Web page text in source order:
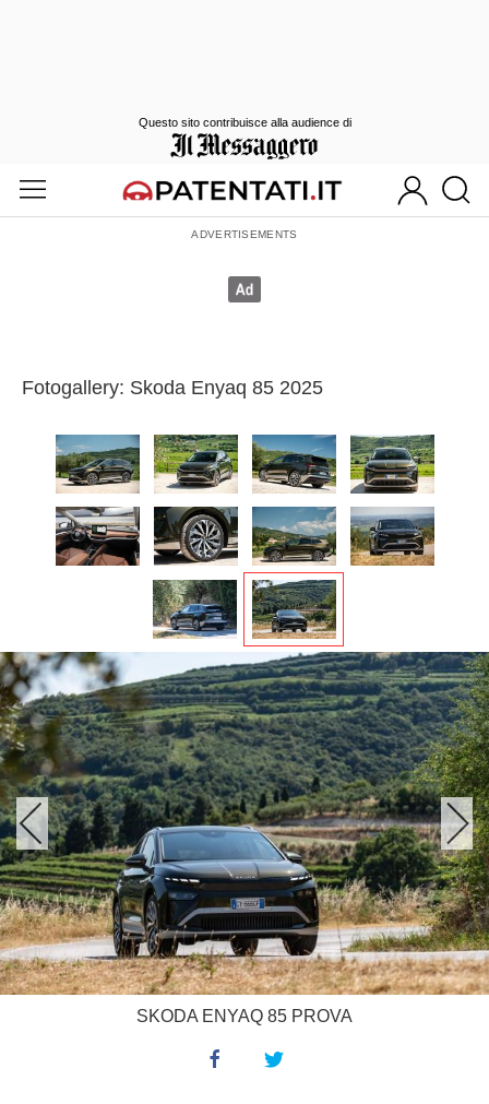
Fotogallery: Skoda Enyaq 85 2025
SKODA ENYAQ 85 PROVA
Questo sito contribuisce alla audience di